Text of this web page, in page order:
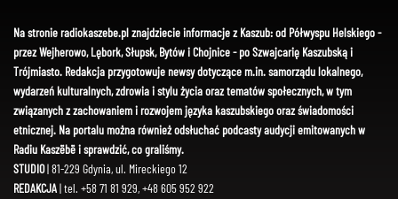
Na stronie radiokaszebe.pl znajdziecie informacje z Kaszub: od Półwyspu Helskiego -
przez Wejherowo, Lębork, Słupsk, Bytów i Chojnice - po Szwajcarię Kaszubską i
Trójmiasto. Redakcja przygotowuje newsy dotyczące m.in. samorządu lokalnego,
wydarzeń kulturalnych, zdrowia i stylu życia oraz tematów społecznych, w tym
związanych z zachowaniem i rozwojem języka kaszubskiego oraz świadomości
etnicznej. Na portalu można również odsłuchać podcasty audycji emitowanych w
Radiu Kaszëbë i sprawdzić, co graliśmy.
STUDIO| 81-229 Gdynia, ul. Mireckiego 12
REDAKCJA| tel. +58 71 81 929, +48 605 952 922